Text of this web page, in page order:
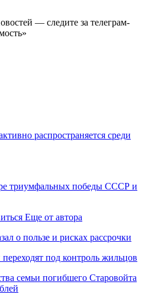
— следите за телеграм-
распространяется среди
триумфальных победы СССР и
Еще от автора
о пользе и рисках рассрочки
под контроль жильцов
семьи погибшего Старовойта